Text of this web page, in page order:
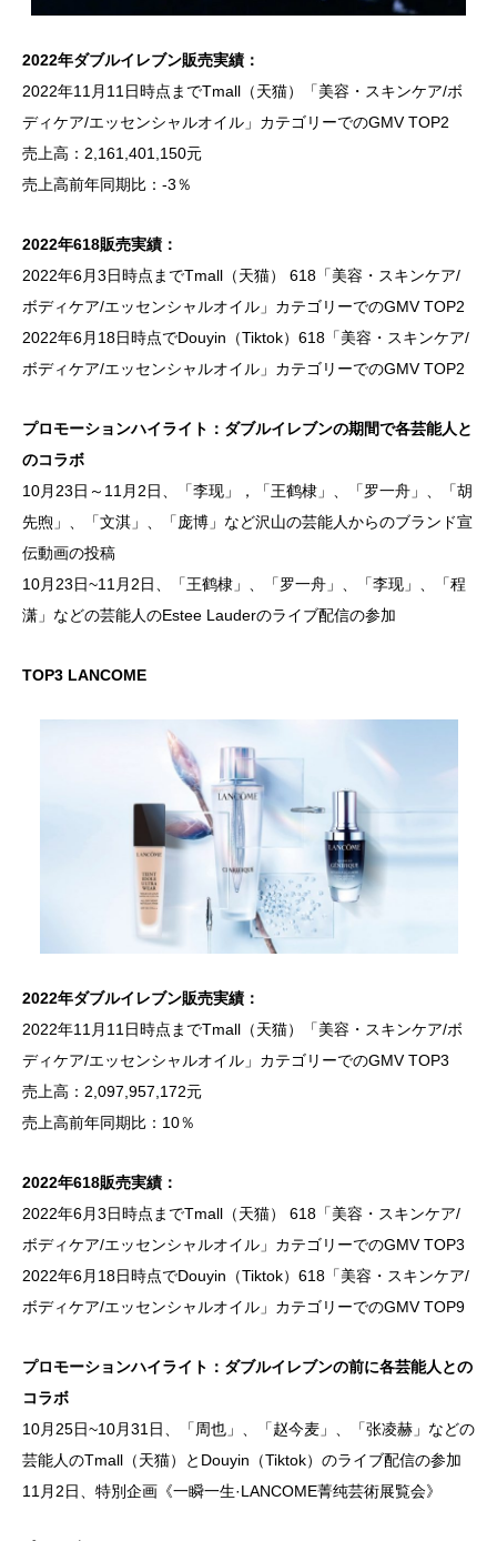
2022年ダブルイレブン販売実績：
2022年11月11日時点までTmall（天猫）「美容・スキンケア/ボ
ディケア/エッセンシャルオイル」カテゴリーでのGMV TOP2
売上高：2,161,401,150元
売上高前年同期比：-3％
2022年618販売実績：
2022年6月3日時点までTmall（天猫） 618「美容・スキンケア/
ボディケア/エッセンシャルオイル」カテゴリーでのGMV TOP2
2022年6月18日時点でDouyin（Tiktok）618「美容・スキンケア/
ボディケア/エッセンシャルオイル」カテゴリーでのGMV TOP2
プロモーションハイライト：ダブルイレブンの期間で各芸能人と
のコラボ
10月23日～11月2日、「李现」，「王鹤棣」、「罗一舟」、「胡
先煦」、「文淇」、「庞博」など沢山の芸能人からのブランド宣
伝動画の投稿
10月23日~11月2日、「王鹤棣」、「罗一舟」、「李现」、「程
潇」などの芸能人のEstee Lauderのライブ配信の参加
TOP3 LANCOME
2022年ダブルイレブン販売実績：
2022年11月11日時点までTmall（天猫）「美容・スキンケア/ボ
ディケア/エッセンシャルオイル」カテゴリーでのGMV TOP3
売上高：2,097,957,172元
売上高前年同期比：10％
2022年618販売実績：
2022年6月3日時点までTmall（天猫） 618「美容・スキンケア/
ボディケア/エッセンシャルオイル」カテゴリーでのGMV TOP3
2022年6月18日時点でDouyin（Tiktok）618「美容・スキンケア/
ボディケア/エッセンシャルオイル」カテゴリーでのGMV TOP9
プロモーションハイライト：ダブルイレブンの前に各芸能人との
コラボ
10月25日~10月31日、「周也」、「赵今麦」、「张凌赫」などの
芸能人のTmall（天猫）とDouyin（Tiktok）のライブ配信の参加
11月2日、特別企画《一瞬一生·LANCOME菁纯芸術展覧会》